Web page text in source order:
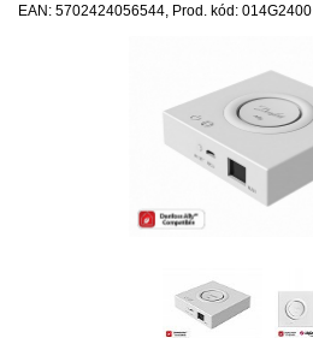
EAN: 5702424056544, Prod. kód: 014G2400